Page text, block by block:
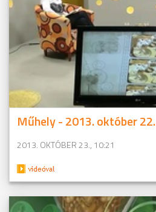
Műhely - 2013. október 22.
2013. OKTÓBER 23., 10:21